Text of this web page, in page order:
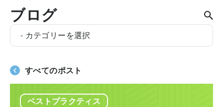
ブログ
- カテゴリーを選択
すべてのポスト
ベストプラクティス